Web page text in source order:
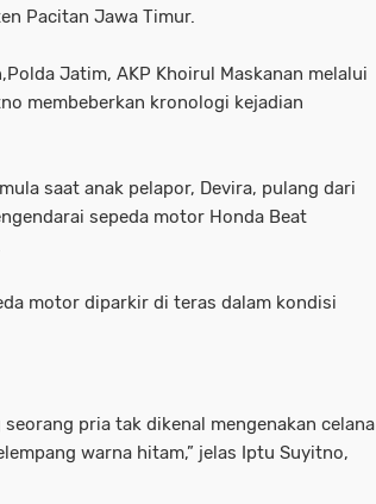
Pacitan Jawa Timur.
Jatim, AKP Khoirul Maskanan melalui
membeberkan kronologi kejadian
saat anak pelapor, Devira, pulang dari
sepeda motor Honda Beat
motor diparkir di teras dalam kondisi
pria tak dikenal mengenakan celana
warna hitam,” jelas Iptu Suyitno,